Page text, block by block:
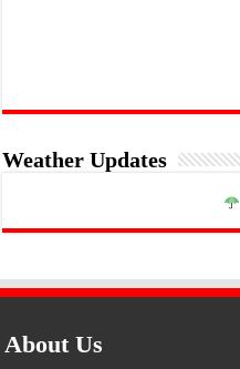
Weather Updates
About Us